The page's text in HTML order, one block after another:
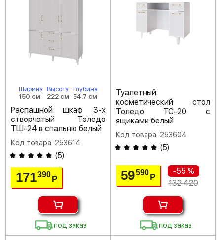
Ширина
150 см
Высота
222 см
Глубина
54.7 см
Распашной шкаф 3-х
створчатый Толедо
ТШ-24 в спальню белый
Код товара: 253614
(5)
171390Р
под заказ
Туалетный
косметический стол
Толедо ТС-20 с
ящиками белый
Код товара: 253604
(5)
59590 Р
-55 %
132 420
под заказ